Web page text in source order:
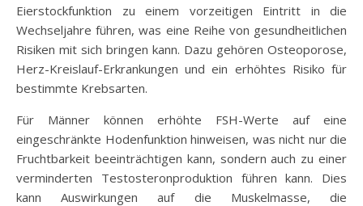
Eierstockfunktion zu einem vorzeitigen Eintritt in die
Wechseljahre führen, was eine Reihe von gesundheitlichen
Risiken mit sich bringen kann. Dazu gehören Osteoporose,
Herz-Kreislauf-Erkrankungen und ein erhöhtes Risiko für
bestimmte Krebsarten.
Für Männer können erhöhte FSH-Werte auf eine
eingeschränkte Hodenfunktion hinweisen, was nicht nur die
Fruchtbarkeit beeinträchtigen kann, sondern auch zu einer
verminderten Testosteronproduktion führen kann. Dies
kann Auswirkungen auf die Muskelmasse, die